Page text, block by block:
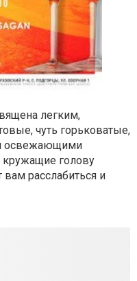
легким,
чуть горьковатые,
освежающими
кружащие голову
расслабиться и